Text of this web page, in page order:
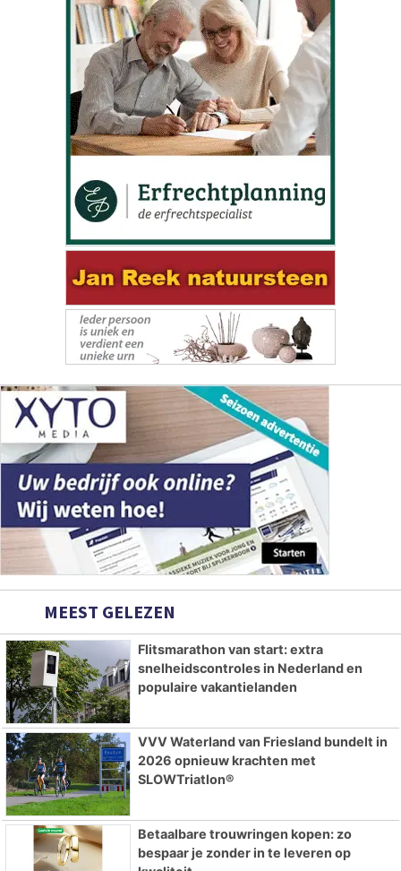
MEEST GELEZEN
Flitsmarathon van start: extra
snelheidscontroles in Nederland en
populaire vakantielanden
VVV Waterland van Friesland bundelt in
2026 opnieuw krachten met
SLOWTriatlon®
Betaalbare trouwringen kopen: zo
bespaar je zonder in te leveren op